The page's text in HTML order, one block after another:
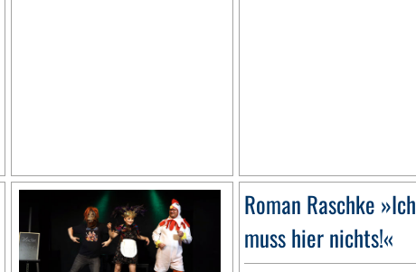
Roman Raschke »Ich
muss hier nichts!«